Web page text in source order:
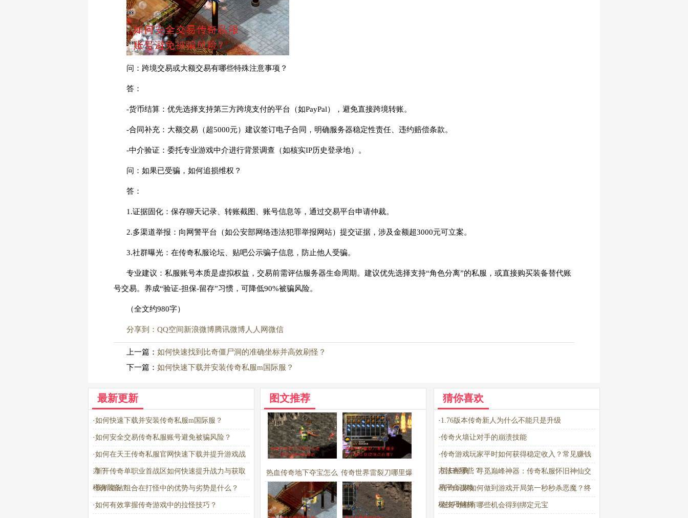
问：跨境交易或大额交易有哪些特殊注意事项？
答：
-货币结算：优先选择支持第三方跨境支付的平台（如PayPal），避免直接跨境转账。
-合同补充：大额交易（超5000元）建议签订电子合同，明确服务器稳定性责任、违约赔偿条款。
-中介验证：委托专业游戏中介进行背景调查（如核实IP历史登录地）。
问：如果已受骗，如何追损维权？
答：
1.证据固化：保存聊天记录、转账截图、账号信息等，通过交易平台申请仲裁。
2.多渠道举报：向网警平台（如公安部网络违法犯罪举报网站）提交证据，涉及金额超3000元可立案。
3.社群曝光：在传奇私服论坛、贴吧公示骗子信息，防止他人受骗。
专业建议：私服账号本质是虚拟权益，交易前需评估服务器生命周期。建议优先选择支持“角色分离”的私服，或直接购买装备替代账
号交易。养成“验证-担保-留存”习惯，可降低90%被骗风险。
（全文约980字）
分享到： QQ空间新浪微博腾讯微博人人网微信
上一篇： 如何快速找到比奇僵尸洞的准确坐标并高效刷怪？
下一篇： 如何快速下载并安装传奇私服m国际服？
最新更新
·如何快速下载并安装传奇私服m国际服？
·如何安全交易传奇私服账号避免被骗风险？
·如何在天王传奇私服官网快速下载并提升游戏战
力？
·新开传奇单职业首战区如何快速提升战力与获取
稀有装备？
·浅析道法组合在打怪中的优势与劣势是什么？
·如何有效掌握传奇游戏中的拉怪技巧？
图文推荐
热血传奇地下夺宝怎么
进入？详细步骤攻略解
析
传奇世界雷裂刀哪里爆
率高？最佳获取地点在
哪？
猜你喜欢
· 1.76版本传奇新人为什么不能只是升级
·传奇火墙让对手的崩溃技能
·传奇游戏玩家平时如何获得稳定收入？常见赚钱
方法有哪些？
·回归经典，寻觅巅峰神器：传奇私服怀旧神仙交
易平台攻略
·传奇玩家如何做到游戏开局第一秒秒杀恶魔？终
极技巧解析
·在传奇都有哪些机会得到绑定元宝